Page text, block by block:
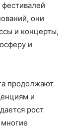
они
и концерты,
и
продолжают
и
рост